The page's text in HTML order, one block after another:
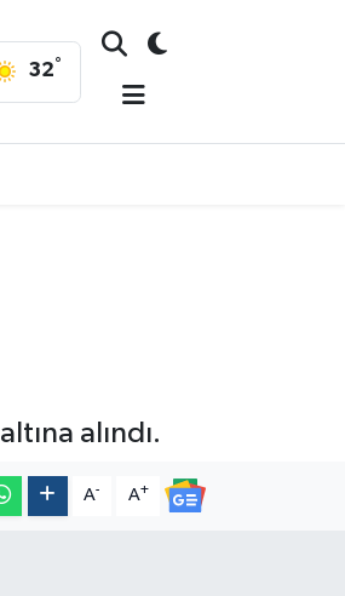
32°
alındı.
A- A+